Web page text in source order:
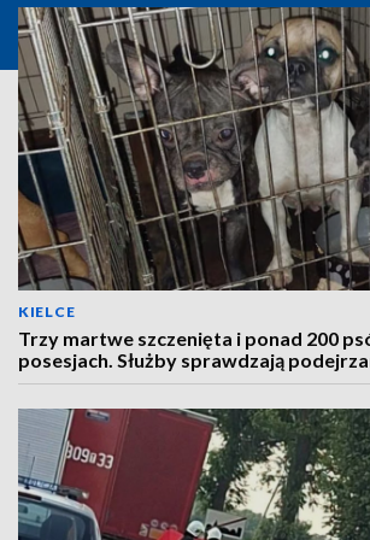
KIELCE
Trzy martwe szczenięta i ponad 200
posesjach. Służby sprawdzają